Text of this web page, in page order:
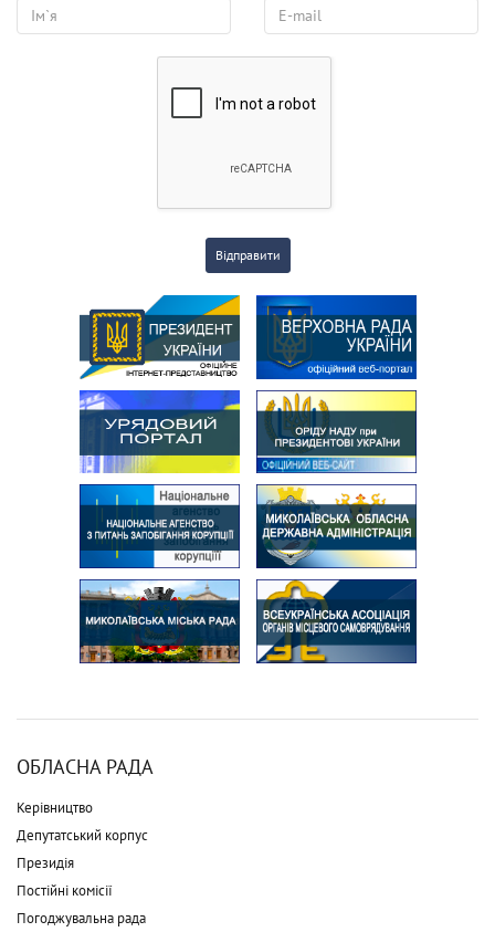
Відправити
ОБЛАСНА РАДА
Керівництво
Депутатський корпус
Президія
Постійні комісії
Погоджувальна рада